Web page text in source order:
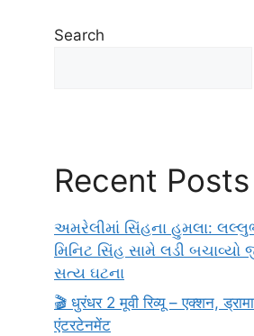
Search
Recent Posts
અમરેલીમાં સિંહના હુમલા:
મિનિટ સિંહ સામે લડી બચાવ્યો
સત્ય ઘટના
🎬 धुरंधर 2 मूवी रिव्यू – एक्शन,
एंटरटेनमेंट